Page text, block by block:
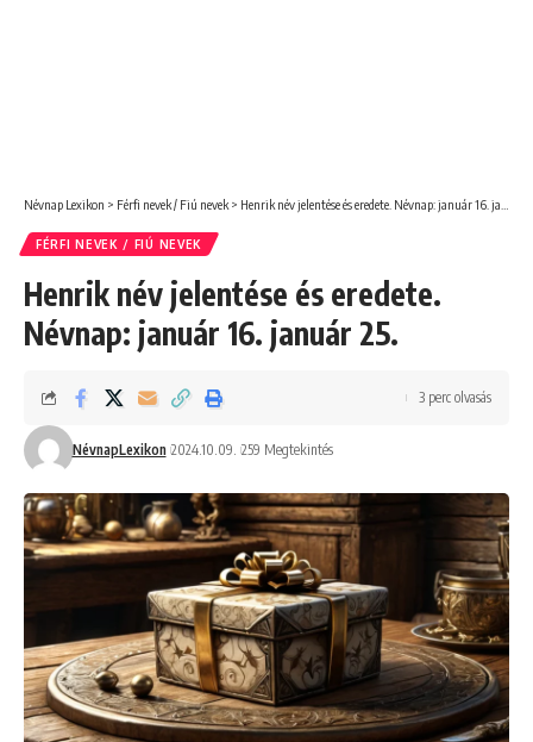
Névnap Lexikon > Férfi nevek / Fiú nevek > Henrik név jelentése és eredete. Névnap: január 16. január 25.
FÉRFI NEVEK / FIÚ NEVEK
Henrik név jelentése és eredete.
Névnap: január 16. január 25.
NévnapLexikon 2024.10.09. 259 Megtekintés
3 perc olvasás